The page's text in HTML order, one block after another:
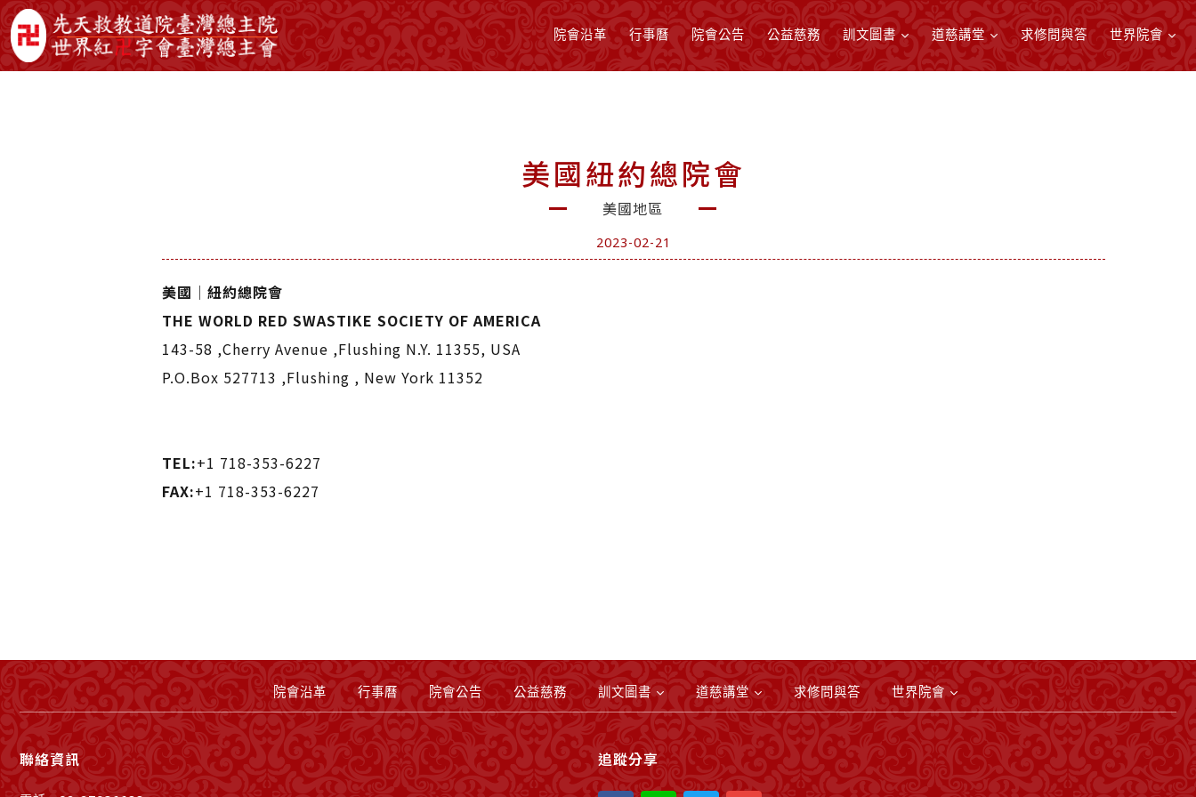
院會沿革 行事曆 院會公告 公益慈務 訓文圖書 道慈講堂 求修問與答 世界院會
美國紐約總院會
美國地區
2023-02-21
美國│紐約總院會
THE WORLD RED SWASTIKE SOCIETY OF AMERICA
143-58 ,Cherry Avenue ,Flushing N.Y. 11355, USA
P.O.Box 527713 ,Flushing , New York 11352
TEL:+1 718-353-6227
FAX:+1 718-353-6227
院會沿革 行事曆 院會公告 公益慈務 訓文圖書 道慈講堂 求修問與答 世界院會
聯絡資訊 追蹤分享